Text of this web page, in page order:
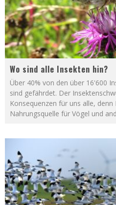
Wo sind alle Insekten hin?
Über 40% von den über 16'600
sind gefährdet. Der
Konsequenzen für uns alle,
Nahrungsquelle für Vögel und